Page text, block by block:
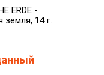
ERDE -
земля, 14 г.